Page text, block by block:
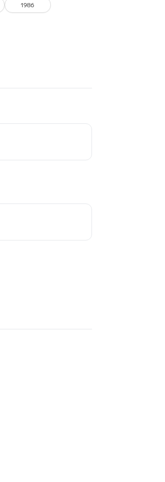
1986